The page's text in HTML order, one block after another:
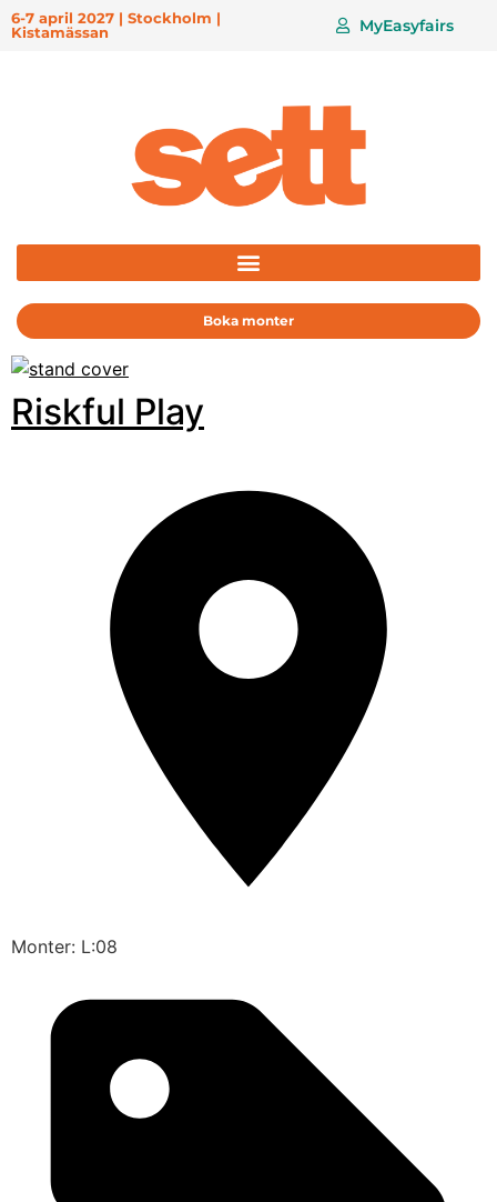
6-7 april 2027 | Stockholm |
Kistamässan
MyEasyfairs
Boka monter
Riskful Play
Monter: L:08